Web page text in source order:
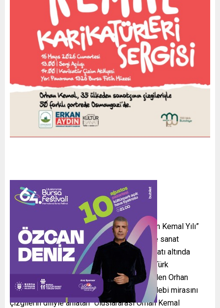
Osmangazi Belediyesi’nin 2026 yılını “Orhan Kemal Yılı”
ilan etmesi kapsamında hazırlanan kültür ve sanat
etkinlikleri, edebiyat ile görsel sanatı aynı çatı altında
buluşturan özel bir sergiyle devam ediyor. Türk
edebiyatının toplumcu gerçekçi kalemlerinden Orhan
Kemal’in yaşamını, düşünce dünyasını ve edebi mirasını
çizgilerin diliyle anlatan “Uluslararası Orhan Kemal